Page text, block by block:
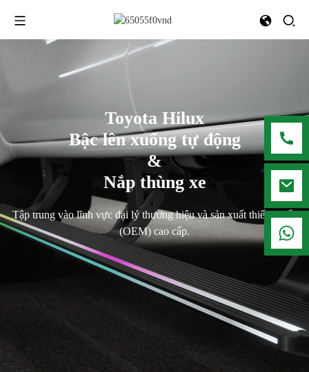
008615916001636
Toyota Hilux
Bậc lên xuống tự động
&
Nắp thùng xe
Tập trung vào lĩnh vực đại lý thương hiệu và sản xuất thiết bị gốc
(OEM) cao cấp.